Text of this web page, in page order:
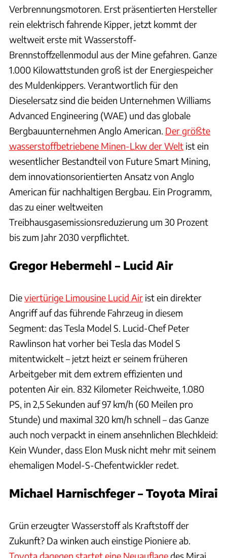
Verbrennungsmotoren. Erst präsentierten Hersteller
rein elektrisch fahrende Kipper, jetzt kommt der
weltweit erste mit Wasserstoff-
Brennstoffzellenmodul aus der Mine gefahren. Ganze
1.000 Kilowattstunden groß ist der Energiespeicher
des Muldenkippers. Verantwortlich für den
Dieselersatz sind die beiden Unternehmen Williams
Advanced Engineering (WAE) und das globale
Bergbauunternehmen Anglo American. Der größte
wasserstoffbetriebene Minen-Lkw der Welt ist ein
wesentlicher Bestandteil von Future Smart Mining,
dem innovationsorientierten Ansatz von Anglo
American für nachhaltigen Bergbau. Ein Programm,
das zu einer weltweiten
Treibhausgasemissionsreduzierung um 30 Prozent
bis zum Jahr 2030 verpflichtet.
Gregor Hebermehl – Lucid AirHersteller / Patrick Lang
Dieviertürige Limousine Lucid Air ist ein direkter
Angriff auf das führende Fahrzeug in diesem
Segment: das Tesla Model S. Lucid-Chef Peter
Rawlinson hat vorher bei Tesla das Model S
mitentwickelt – jetzt heizt er seinem früheren
Arbeitgeber mit dem extrem effizienten und
potenten Air ein. 832 Kilometer Reichweite, 1.080
PS, in 2,5 Sekunden auf 97 km/h (60 Meilen pro
Stunde) und maximal 320 km/h schnell – das Ganze
auch noch verpackt in einem ansehnlichen Blechkleid:
Kein Wunder, dass Elon Musk nicht mehr mit seinem
ehemaligen Model-S-Chefentwickler redet.
Michael Harnischfeger – Toyota Mirai
Hersteller / Patrick Lang
Grün erzeugter Wasserstoff als Kraftstoff der
Zukunft? Da winken auch einstige Pioniere ab.
Toyota dagegen startet eine Neuauflagedes Mirai,